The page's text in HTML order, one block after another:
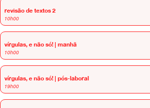
revisão de textos 2
10h00
vírgulas, e não só! | manhã
10h00
vírgulas, e não só! | pós-laboral
19h00